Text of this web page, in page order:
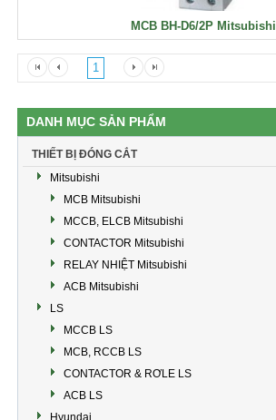
MCB BH-D6/2P Mitsubishi
1
DANH MỤC SẢN PHẨM
THIẾT BỊ ĐÓNG CẮT
Mitsubishi
MCB Mitsubishi
MCCB, ELCB Mitsubishi
CONTACTOR Mitsubishi
RELAY NHIỆT Mitsubishi
ACB Mitsubishi
LS
MCCB LS
MCB, RCCB LS
CONTACTOR & RƠLE LS
ACB LS
Hyundai